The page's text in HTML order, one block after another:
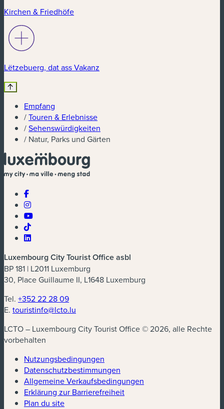
Kirchen & Friedhöfe
Lëtzebuerg, dat ass Vakanz
Empfang
/Touren & Erlebnisse
/Sehenswürdigkeiten
/ Natur, Parks und Gärten
Luxembourg City Tourist Office asbl
BP 181 | L2011 Luxemburg
30, Place Guillaume II, L1648 Luxemburg
Tel. +352 22 28 09
E. touristinfo@lcto.lu
LCTO – Luxembourg City Tourist Office © 2026, alle Rechte
vorbehalten
Nutzungsbedingungen
Datenschutzbestimmungen
Allgemeine Verkaufsbedingungen
Erklärung zur Barrierefreiheit
Plan du site